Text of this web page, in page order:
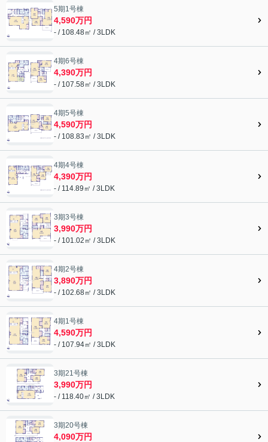
5期1号棟
4,590万円
- / 108.48㎡ / 3LDK
4期6号棟
4,390万円
- / 107.58㎡ / 3LDK
4期5号棟
4,590万円
- / 108.83㎡ / 3LDK
4期4号棟
4,390万円
- / 114.89㎡ / 3LDK
3期3号棟
3,990万円
- / 101.02㎡ / 3LDK
4期2号棟
3,890万円
- / 102.68㎡ / 3LDK
4期1号棟
4,590万円
- / 107.94㎡ / 3LDK
3期21号棟
3,990万円
- / 118.40㎡ / 3LDK
3期20号棟
4,090万円